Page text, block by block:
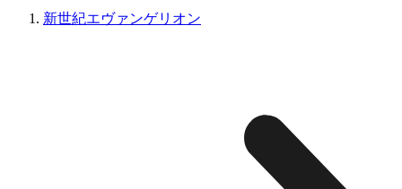
新世紀エヴァンゲリオン